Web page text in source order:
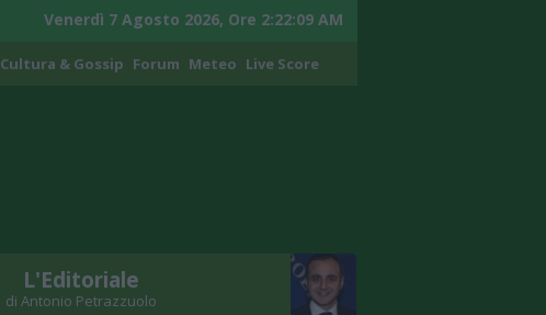
Venerdì 7 Agosto 2026, Ore 2:22:10 AM
Cultura & Gossip Forum Meteo Live Score
L'Editoriale
di Antonio Petrazzuolo